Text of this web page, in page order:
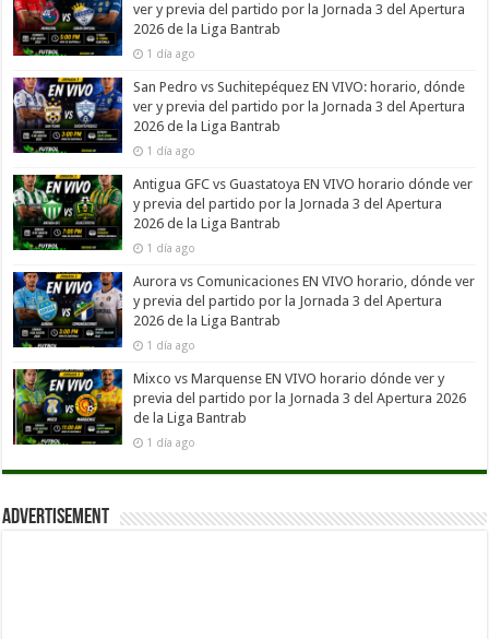
ver y previa del partido por la Jornada 3 del Apertura
2026 de la Liga Bantrab
1 día ago
San Pedro vs Suchitepéquez EN VIVO: horario, dónde
ver y previa del partido por la Jornada 3 del Apertura
2026 de la Liga Bantrab
1 día ago
Antigua GFC vs Guastatoya EN VIVO horario dónde ver
y previa del partido por la Jornada 3 del Apertura
2026 de la Liga Bantrab
1 día ago
Aurora vs Comunicaciones EN VIVO horario, dónde ver
y previa del partido por la Jornada 3 del Apertura
2026 de la Liga Bantrab
1 día ago
Mixco vs Marquense EN VIVO horario dónde ver y
previa del partido por la Jornada 3 del Apertura 2026
de la Liga Bantrab
1 día ago
Advertisement